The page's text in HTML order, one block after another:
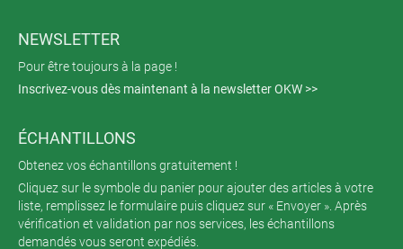
NEWSLETTER
Pour être toujours à la page !
Inscrivez-vous dès maintenant à la newsletter OKW >>
ÉCHANTILLONS
Obtenez vos échantillons gratuitement !
Cliquez sur le symbole du panier pour ajouter des articles à votre
liste, remplissez le formulaire puis cliquez sur « Envoyer ». Après
vérification et validation par nos services, les échantillons
demandés vous seront expédiés.